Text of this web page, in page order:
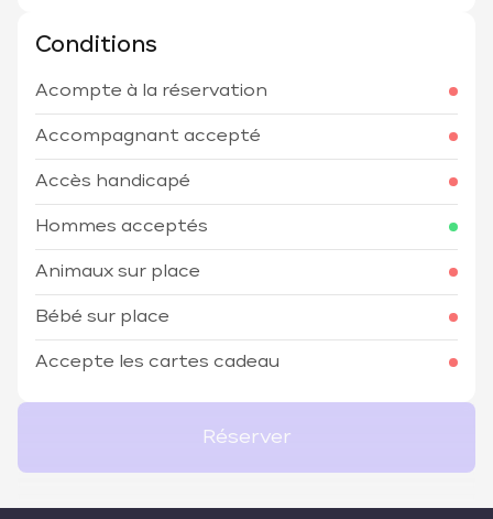
Conditions
Acompte à la réservation
Accompagnant accepté
Accès handicapé
Hommes acceptés
Animaux sur place
Bébé sur place
Accepte les cartes cadeau
Réserver